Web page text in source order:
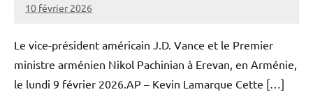
10 février 2026
Admins
Le vice-président américain J.D. Vance et le Premier
ministre arménien Nikol Pachinian à Erevan, en Arménie,
le lundi 9 février 2026.AP – Kevin Lamarque Cette […]